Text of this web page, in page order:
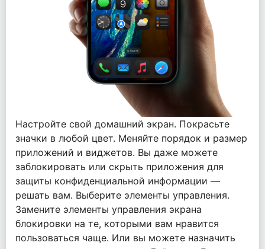
Настройте свой домашний экран. Покрасьте
значки в любой цвет. Меняйте порядок и размер
приложений и виджетов. Вы даже можете
заблокировать или скрыть приложения для
защиты конфиденциальной информации —
решать вам. Выберите элементы управления.
Замените элементы управления экрана
блокировки на те, которыми вам нравится
пользоваться чаще. Или вы можете назначить